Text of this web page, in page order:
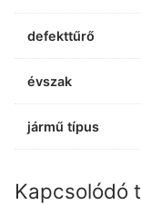
defekttűrő
évszak
jármű típus
Kapcsolódó